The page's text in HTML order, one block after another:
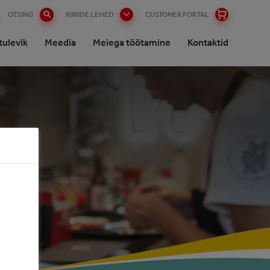
OTSING RIIKIDE LEHED CUSTOMER PORTAL
Meedia Meiega töötamine Kontaktid